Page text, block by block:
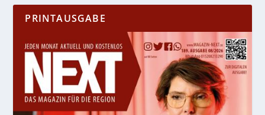
PRINTAUSGABE